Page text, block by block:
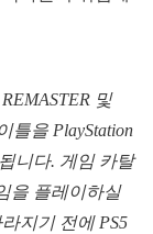
및
틀을 PlayStation
니다. 게임 카탈
을 플레이하실
지기 전에 PS5